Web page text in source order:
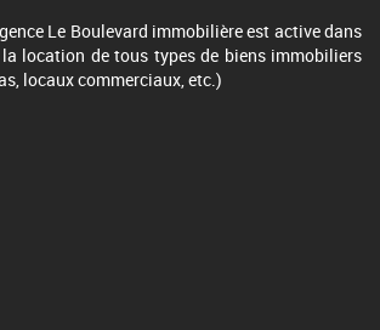
Le Boulevard immobilière est active dans
la location de tous types de biens immobiliers
locaux commerciaux, etc.)